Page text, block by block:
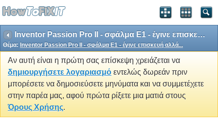
Inventor Passion Pro II - σφάλμα Ε1 - έγινε επισκευή αλλά...
Θέμα: Inventor Passion Pro II - σφάλμα Ε1 - έγινε επισκευή αλλά...
Αν αυτή είναι η πρώτη σας επίσκεψη χρειάζεται να
δημιουργήσετε λογαριασμό εντελώς δωρεάν πριν
μπορέσετε να δημοσιεύσετε μηνύματα και να συμμετέχετε
στην παρέα μας, αφού πρώτα ρίξετε μια ματιά στους
Όρους Χρήσης.